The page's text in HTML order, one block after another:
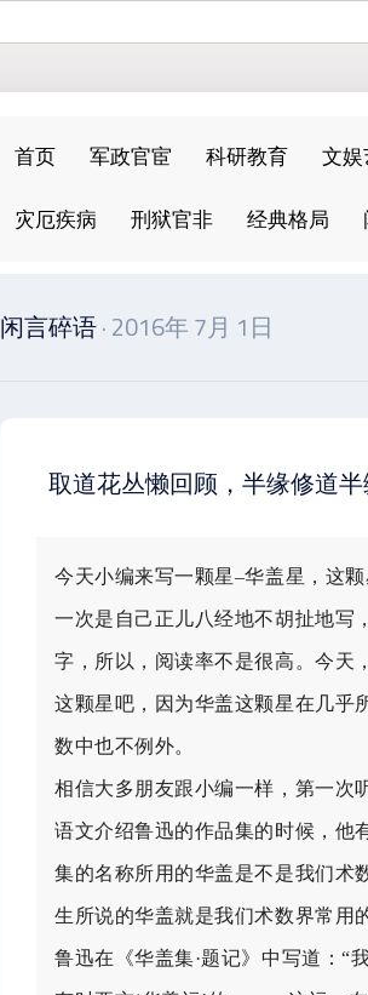
首页 军政官宦 科研教育 文
灾厄疾病
刑狱官非 经典格局
闲言碎语· 2016年 7月 1日
取道花丛懒回顾，半缘修道
今天小编来写一颗星–华盖星，这
一次是自己正儿八经地不胡扯地写
字，所以，阅读率不是很高。今天
这颗星吧，因为华盖这颗星在几乎
数中也不例外。
相信大多朋友跟小编一样，第一次
语文介绍鲁迅的作品集的时候，他
集的名称所用的华盖是不是我们术
生所说的华盖就是我们术数界常用
鲁迅在《华盖集·题记》中写道：“